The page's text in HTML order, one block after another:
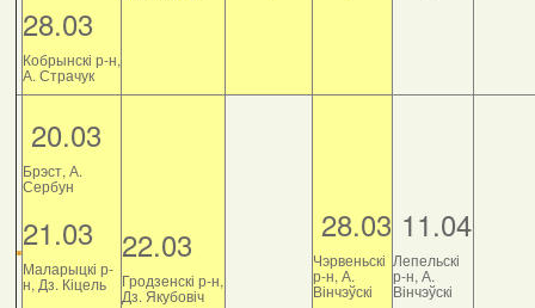
28.03
Кобрынскі р-н,
А. Страчук
20.03
Брэст, А.
Сербун
21.03
Маларыцкі р-
н, Дз. Кіцель
22.03
Гродзенскі р-н,
Дз. Якубовіч
28.03
Чэрвеньскі
р-н, А.
Вінчэўскі
11.04
Лепельскі
р-н, А.
Вінчэўскі